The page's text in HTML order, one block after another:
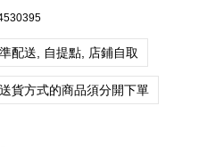
配送, 自提點, 店鋪自取
貨方式的商品須分開下單